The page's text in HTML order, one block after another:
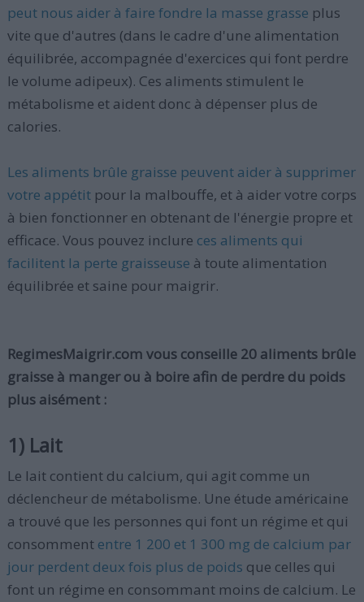
peut nous aider à faire fondre la masse grasse plus
vite que d'autres (dans le cadre d'une alimentation
équilibrée, accompagnée d'exercices qui font perdre
le volume adipeux). Ces aliments stimulent le
métabolisme et aident donc à dépenser plus de
calories.
Les aliments brûle graisse peuvent aider à supprimer
votre appétitpour la malbouffe, et à aider votre corps
à bien fonctionner en obtenant de l'énergie propre et
efficace. Vous pouvez inclure ces aliments qui
facilitent la perte graisseuse à toute alimentation
équilibrée et saine pour maigrir.
RegimesMaigrir.com vous conseille 20 aliments brûle
graisse à manger ou à boire afin de perdre du poids
plus aisément :
1) Lait
Le lait contient du calcium, qui agit comme un
déclencheur de métabolisme. Une étude américaine
a trouvé que les personnes qui font un régime et qui
consomment entre 1 200 et 1 300 mg de calcium par
jour perdent deux fois plus de poids que celles qui
font un régime en consommant moins de calcium. Le